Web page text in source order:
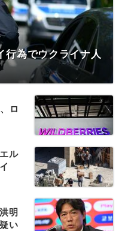
行為でウクライナ人
ロ
ル
明
い